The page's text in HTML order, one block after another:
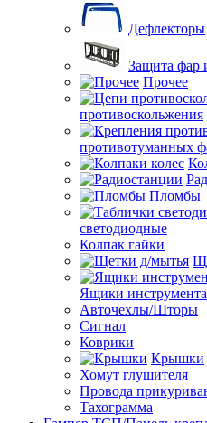
Дефлекторы
Защита фар
Прочее
противоскольжения
противотуманных
Пломбы
светодиодные
Колпак гайки
Ящики
Авточехлы/Шторы
Сигнал
Коврики
Крышки
Хомут глушителя
Провода
Тахограмма